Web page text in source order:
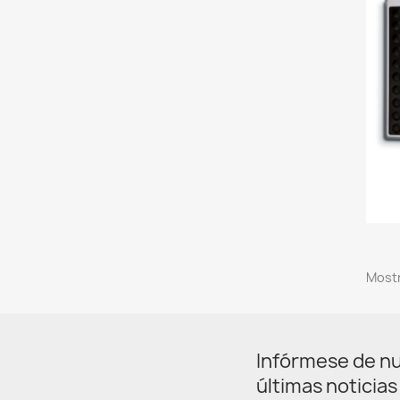
Infórmese de
últimas